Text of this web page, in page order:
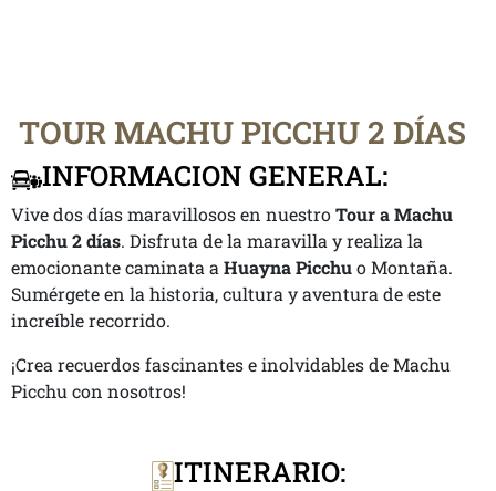
TOUR MACHU PICCHU 2 DÍAS
INFORMACION GENERAL:
Vive dos días maravillosos en nuestroTour a Machu
Picchu 2 días. Disfruta de la maravilla y realiza la
emocionante caminata a Huayna Picchuo Montaña.
Sumérgete en la historia, cultura y aventura de este
increíble recorrido.
¡Crea recuerdos fascinantes e inolvidables de Machu
Picchu con nosotros!
ITINERARIO: